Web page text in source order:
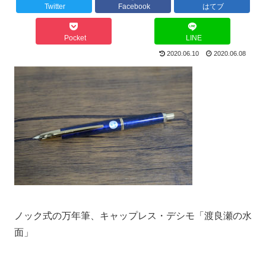
Twitter Facebook はてブ
Pocket LINE
2020.06.10 2020.06.08
ノック式の万年筆、キャップレス・デシモ「渡良瀬の水
面」